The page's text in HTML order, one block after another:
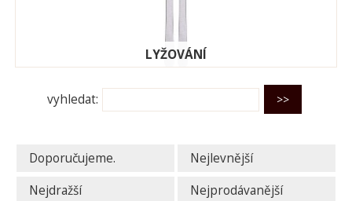
LYŽOVÁNÍ
vyhledat:
Doporučujeme.
Nejlevnější
Nejdražší
Nejprodávanější